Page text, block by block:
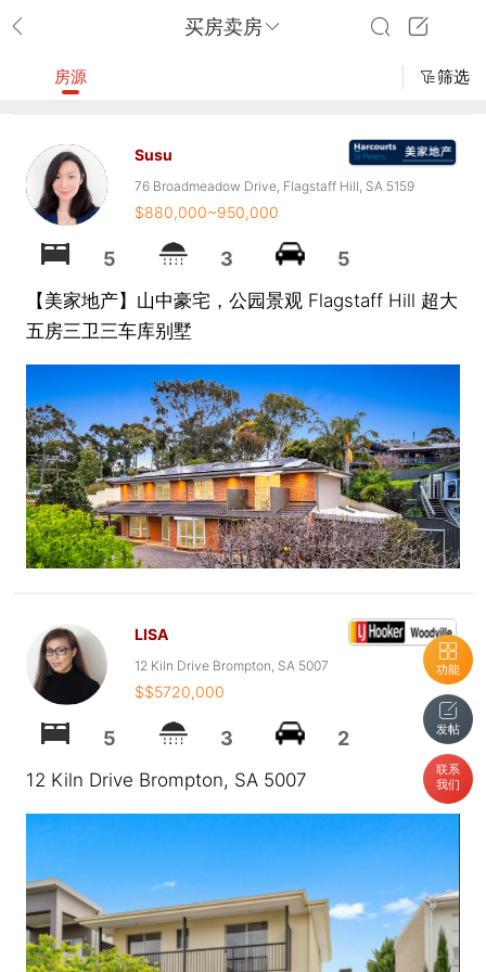
买房卖房
功能
发帖
联系
我们
房源 筛选
Susu
76 Broadmeadow Drive, Flagstaff Hill, SA 5159
$880,000~950,000
5 3 5
【美家地产】山中豪宅，公园景观 Flagstaff Hill 超大
五房三卫三车库别墅
LISA
12 Kiln Drive Brompton, SA 5007
$$5720,000
5 3 2
12 Kiln Drive Brompton, SA 5007